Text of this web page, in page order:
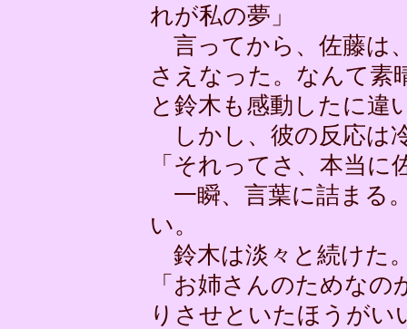
れが私の夢」
言ってから、佐藤は
さえなった。なんて素
と鈴木も感動したに違
しかし、彼の反応は
「それってさ、本当
一瞬、言葉に詰まる
い。
鈴木は淡々と続けた
「お姉さんのためな
りさせといたほうが